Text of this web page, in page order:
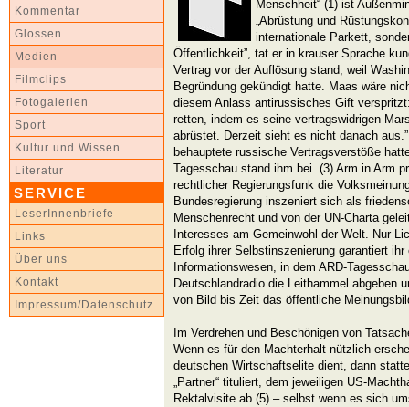
Kommentar
Glossen
Medien
Filmclips
Fotogalerien
Sport
Kultur und Wissen
Literatur
SERVICE
LeserInnenbriefe
Links
Über uns
Kontakt
Impressum/Datenschutz
Menschheit“ (1) ist
„Abrüstung und
internationale Parkett,
Öffentlichkeit”, tat er in krauser Sprache
Vertrag vor der Auflösung stand, weil
Begründung gekündigt hatte. Maas wäre
diesem Anlass antirussisches Gift
retten, indem es seine vertragswidrigen
abrüstet. Derzeit sieht es nicht danach
behauptete russische Vertragsverstöße
Tagesschau stand ihm bei. (3) Arm in Arm
rechtlicher Regierungsfunk die
Bundesregierung inszeniert sich als
Menschenrecht und von der UN-Charta
Interesses am Gemeinwohl der Welt. Nur
Erfolg ihrer Selbstinszenierung garantiert
Informationswesen, in dem ARD-
Deutschlandradio die Leithammel abgeben
von Bild bis Zeit das öffentliche
Im Verdrehen und Beschönigen von
Wenn es für den Machterhalt nützlich
deutschen Wirtschaftselite dient, dann
„Partner“ tituliert, dem jeweiligen US-
Rektalvisite ab (5) – selbst wenn es sich